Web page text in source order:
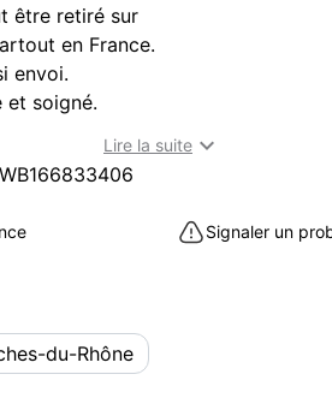
être retiré sur
en France.
envoi.
et soigné.
Lire la suite 
Signaler un
du-Rhône